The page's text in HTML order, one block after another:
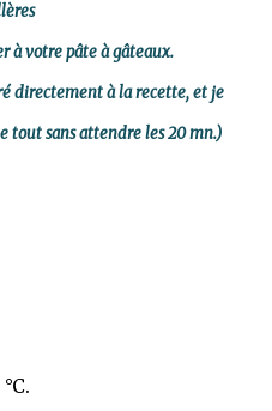
à votre pâte à gâteaux.
directement à la recette, et je
tout sans attendre les 20 mn.)